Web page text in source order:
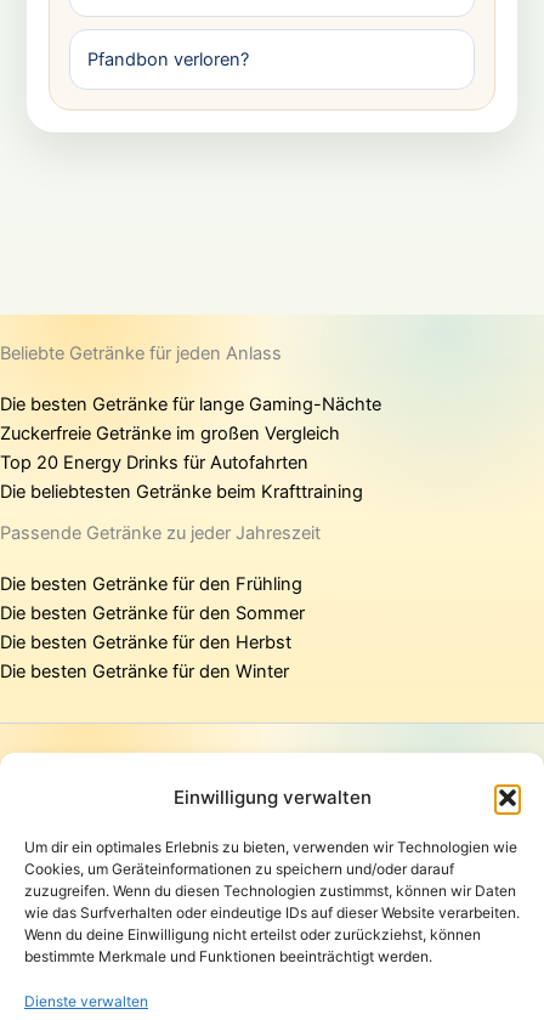
Einwilligung verwalten
Um dir ein optimales Erlebnis zu bieten, verwenden wir Technologien wie
Cookies, um Geräteinformationen zu speichern und/oder darauf
zuzugreifen. Wenn du diesen Technologien zustimmst, können wir Daten
wie das Surfverhalten oder eindeutige IDs auf dieser Website verarbeiten.
Wenn du deine Einwilligung nicht erteilst oder zurückziehst, können
bestimmte Merkmale und Funktionen beeinträchtigt werden.
Dienste verwalten
Pfandbon verloren?
Beliebte Getränke für jeden Anlass
Die besten Getränke für lange Gaming-Nächte
Zuckerfreie Getränke im großen Vergleich
Top 20 Energy Drinks für Autofahrten
Die beliebtesten Getränke beim Krafttraining
Passende Getränke zu jeder Jahreszeit
Die besten Getränke für den Frühling
Die besten Getränke für den Sommer
Die besten Getränke für den Herbst
Die besten Getränke für den Winter
Presse
Datenschutzerklärung
AGB
Widerrufsbelehrung
Versand und Lieferung
Zahlungsarten